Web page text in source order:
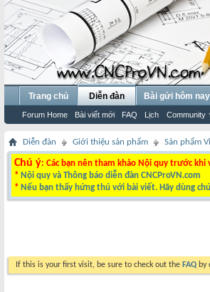
Trang chủ Diễn đàn
Forum Home Bài viết mới FAQ Lịch Community
Bài gửi hôm nay
Diễn đàn Giới thiệu sản phẩm Sản phẩm
Chú ý: Các bạn nên tham khảo Nội quy trước
* Nội quy và Thông báo diễn đàn CNCProVN.com
* Nếu bạn thấy hứng thú với bài viết. Hãy dùng
If this is your first visit, be sure to check out the FAQ by